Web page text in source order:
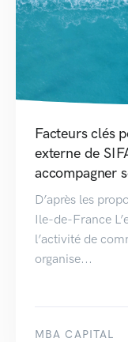
Facteurs clés
externe de
accompagner
D’après les
Ile-de-France
l’activité de
organise...
MBA CAPITAL